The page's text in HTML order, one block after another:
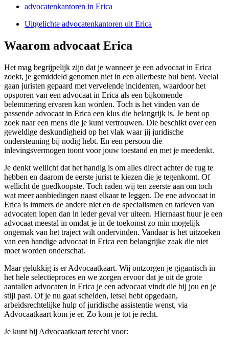
advocatenkantoren in Erica
Uitgelichte advocatenkantoren uit Erica
Waarom advocaat Erica
Het mag begrijpelijk zijn dat je wanneer je een advocaat in Erica
zoekt, je gemiddeld genomen niet in een allerbeste bui bent. Veelal
gaan juristen gepaard met vervelende incidenten, waardoor het
opsporen van een advocaat in Erica als een bijkomende
belemmering ervaren kan worden. Toch is het vinden van de
passende advocaat in Erica een klus die belangrijk is. Je bent op
zoek naar een mens die je kunt vertrouwen. Die beschikt over een
geweldige deskundigheid op het vlak waar jij juridische
ondersteuning bij nodig hebt. En een persoon die
inlevingsvermogen toont voor jouw toestand en met je meedenkt.
Je denkt wellicht dat het handig is om alles direct achter de rug te
hebben en daarom de eerste jurist te kiezen die je tegenkomt. Of
wellicht de goedkoopste. Toch raden wij ten zeerste aan om toch
wat meer aanbiedingen naast elkaar te leggen. De ene advocaat in
Erica is immers de andere niet en de specialismen en tarieven van
advocaten lopen dan in ieder geval ver uiteen. Hiernaast huur je een
advocaat meestal in omdat je in de toekomst zo min mogelijk
ongemak van het traject wilt ondervinden. Vandaar is het uitzoeken
van een handige advocaat in Erica een belangrijke zaak die niet
moet worden onderschat.
Maar gelukkig is er Advocaatkaart. Wij ontzorgen je gigantisch in
het hele selectieproces en we zorgen ervoor dat je uit de grote
aantallen advocaten in Erica je een advocaat vindt die bij jou en je
stijl past. Of je nu gaat scheiden, letsel hebt opgedaan,
arbeidsrechtelijke hulp of juridische assistentie wenst, via
Advocaatkaart kom je er. Zo kom je tot je recht.
Je kunt bij Advocaatkaart terecht voor: